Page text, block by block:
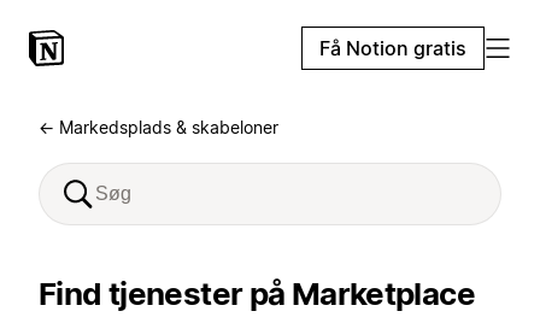
Få Notion gratis
← Markedsplads & skabeloner
Find tjenester på Marketplace